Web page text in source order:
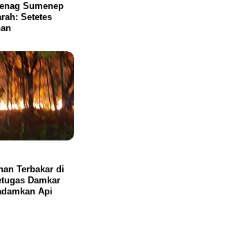
Sumenep
Setetes
Terbakar di
Damkar
Api